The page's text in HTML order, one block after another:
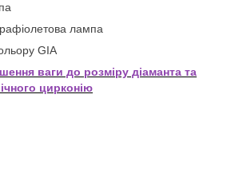
лампа
GIA
ваги до розміру діаманта та
цирконію